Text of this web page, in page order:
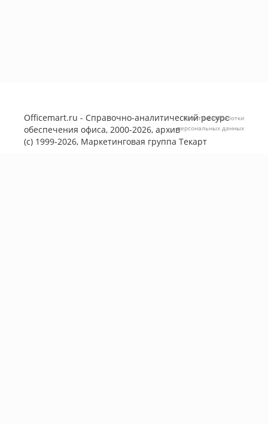
Officemart.ru - Справочно-аналитический ресурс
обеспечения офиса, 2000-2026, архив
(с) 1999-2026, Маркетинговая группа Текарт
Политика обработки
персональных данных